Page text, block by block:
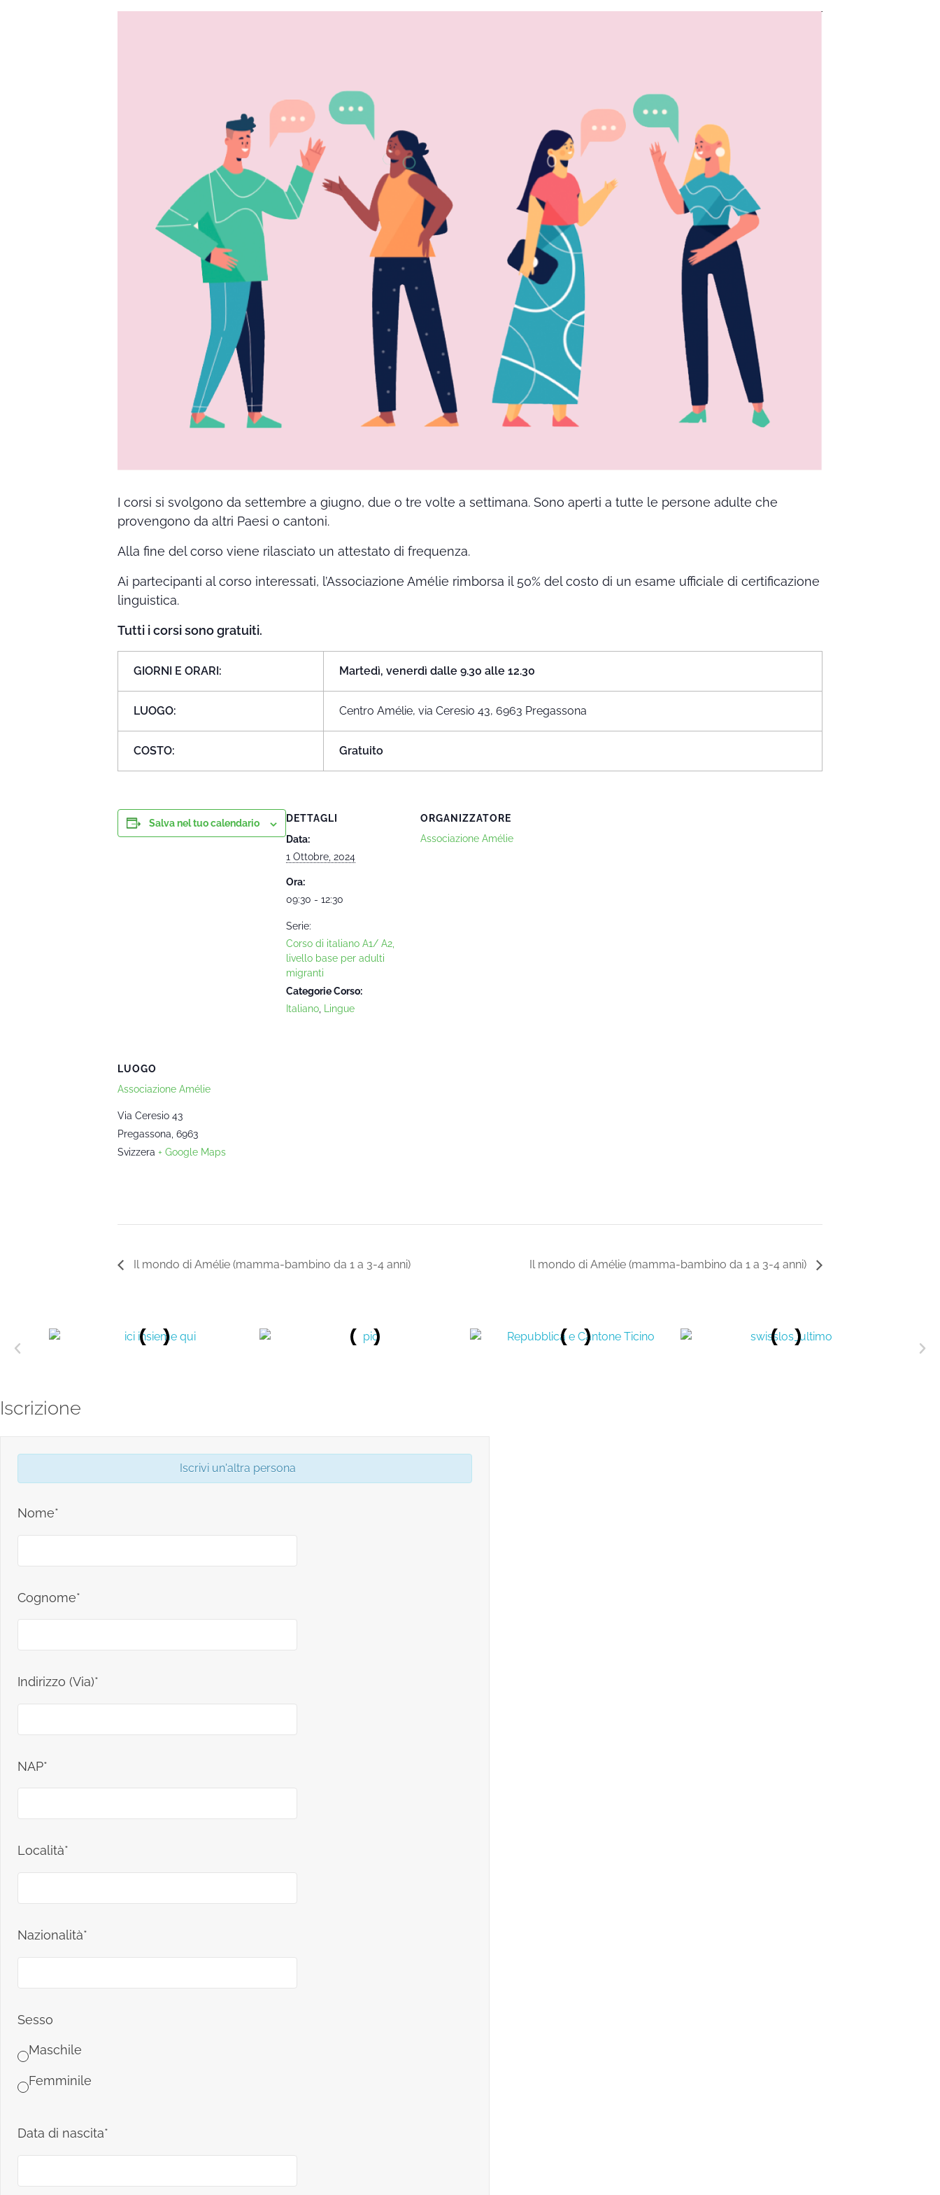
I corsi si svolgono da settembre a giugno, due o tre volte a settimana. Sono aperti a tutte le persone adulte che
provengono da altri Paesi o cantoni.
Alla fine del corso viene rilasciato un attestato di frequenza.
Ai partecipanti al corso interessati, l’Associazione Amélie rimborsa il 50% del costo di un esame ufficiale di certificazione
linguistica.
Tutti i corsi sono gratuiti.
GIORNI E ORARI: Martedì, venerdì dalle 9.30 alle 12.30
LUOGO: Centro Amélie, via Ceresio 43, 6963 Pregassona
COSTO: Gratuito
Salva nel tuo calendario
DETTAGLI
Data:
1 Ottobre, 2024
Ora:
09:30 - 12:30
Serie:
Corso di italiano A1/ A2,
livello base per adulti
migranti
Categorie Corso:
Italiano
Lingue
ORGANIZZATORE
Associazione Amélie
LUOGO
Associazione Amélie
Via Ceresio 43
Pregassona 6963
Svizzera + Google Maps
Il mondo di Amélie (mamma-bambino da 1 a 3-4 anni) Il mondo di Amélie (mamma-bambino da 1 a 3-4 anni)
Iscrizione
Iscrivi un'altra persona
Nome*
Cognome*
Indirizzo (Via)*
NAP*
Località*
Nazionalità*
Sesso
Maschile
Femminile
Data di nascita*